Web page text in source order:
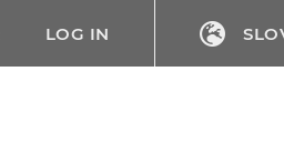
LOG IN